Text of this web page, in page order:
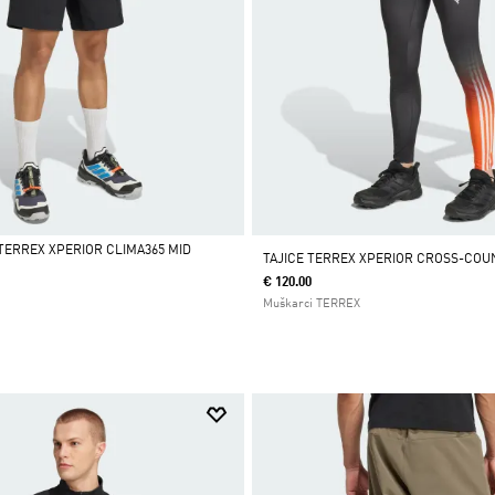
XPERIOR CLIMA365 MID
TAJICE TERREX XPERIOR CROSS-
€ 120.00
Muškarci TERREX